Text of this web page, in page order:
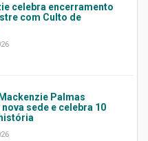
celebra encerramento
com Culto de
Palmas
sede e celebra 10